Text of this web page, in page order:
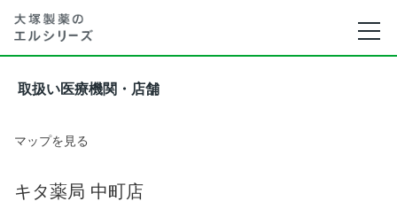
取扱い医療機関・店舗
マップを見る
キタ薬局 中町店